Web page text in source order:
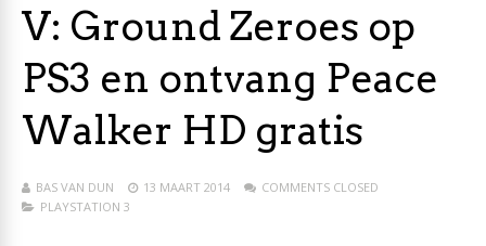
V: Ground Zeroes op
PS3 en ontvang Peace
Walker HD gratis
BAS VAN DUN 13 MAART 2014
COMMENTS CLOSED
PLAYSTATION 3